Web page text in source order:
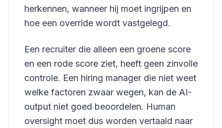
herkennen, wanneer hij moet ingrijpen en
hoe een override wordt vastgelegd.
Een recruiter die alleen een groene score
en een rode score ziet, heeft geen zinvolle
controle. Een hiring manager die niet weet
welke factoren zwaar wegen, kan de AI-
output niet goed beoordelen. Human
oversight moet dus worden vertaald naar